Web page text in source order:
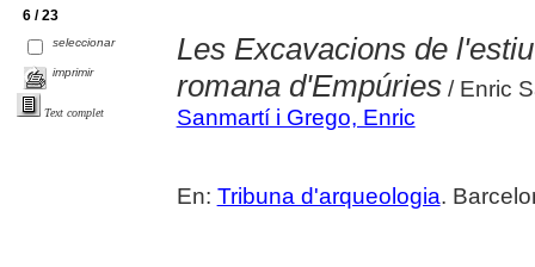
6 / 23
seleccionar
imprimir
Text complet
Les Excavacions de
romana d'Empúries/ Enric
Sanmartí i Grego, Enric
En: Tribuna d'arqueologia.